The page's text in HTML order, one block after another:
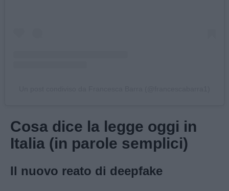
Cosa dice la legge oggi in
Italia (in parole semplici)
Il nuovo reato di deepfake